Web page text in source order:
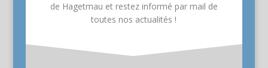
de Hagetmau et restez informé par mail de
toutes nos actualités !